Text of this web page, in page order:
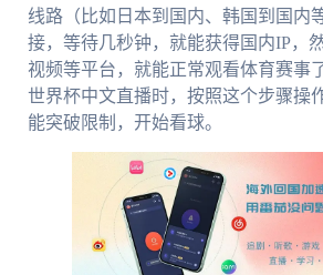
线路（比如日本到国内、韩国到国内
接，等待几秒钟，就能获得国内IP，
视频等平台，就能正常观看体育赛事
世界杯中文直播时，按照这个步骤操
能突破限制，开始看球。